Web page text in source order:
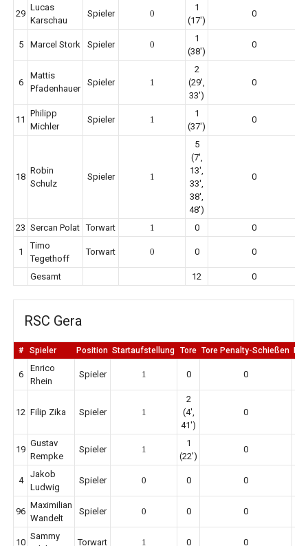
29
Lucas
Karschau
Spieler 0
1
(17')
0
5 Marcel Stork Spieler 0
1
(38')
0
6
Mattis
Pfadenhauer
Spieler 1
2
(29',
33')
0
11
Philipp
Michler
Spieler 1
1
(37')
0
18
Robin
Schulz
Spieler 1
5
(7',
13',
33',
38',
48')
0
23 Sercan Polat Torwart 1 0 0
1
Timo
Tegethoff
Torwart 0 0 0
Gesamt 12 0
RSC Gera
# Spieler Position Startaufstellung Tore Tore Penalty-Schießen
6
Enrico
Rhein
Spieler 1 0 0
12 Filip Zika Spieler 1
2
(4',
41')
0
19
Gustav
Rempke
Spieler 1
1
(22')
0
4
Jakob
Ludwig
Spieler 0 0 0
96
Maximilian
Wandelt
Spieler 0 0 0
10
Sammy
Torwart 1 0 0